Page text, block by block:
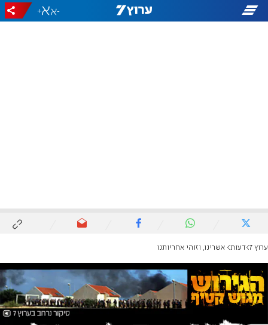
-
+
ערוץ 7 דעות אשרינו, וזוהי אחריותנו